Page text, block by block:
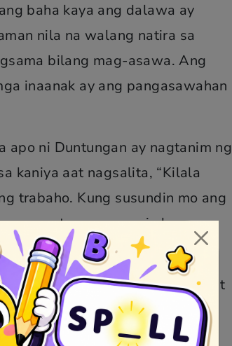
baha kaya ang dalawa ay
nila na walang natira sa
bilang mag-asawa. Ang
inaanak ay ang pangasawahan
apo ni Duntungan ay nagtanim ng
kaniya aat nagsalita, “Kilala
trabaho. Kung susundin mo ang
gusto mong gawin ko,
na gumawa ng cañao araw at
ako’y masiyahan, uunlad ang